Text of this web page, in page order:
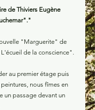
de Thiviers Eugène
"Marguerite" de
de la conscience".
au premier étage puis
nous fîmes en
un passage devant un